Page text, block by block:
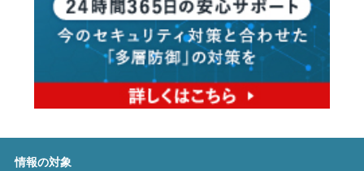
情報の対象